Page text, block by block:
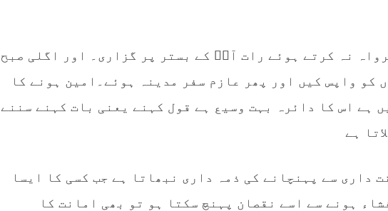
نہ کرتے ہوئے رات آپؐ کے بستر پر گزاری۔ اور اگلی صبح
کو واپس کیں اور پھر عازم سفر مدینہ ہوئے۔امین ہونے کا
ہے اس کا دائرہ بہت وسیع ہے قول کہنے یعنی بات کہنے سننے
ہے
داری سے پہنچانے کی ذمہ داری نبھاتا ہے جب کسی کا ایسا
ہونے سے اسے نقصان پہنچ سکتا ہو تو بھی امانت کا